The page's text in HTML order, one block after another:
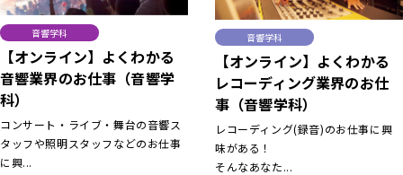
音響学科
【オンライン】よくわかる
音響業界のお仕事（音響学
科）
コンサート・ライブ・舞台の音響ス
タッフや照明スタッフなどのお仕事
に興...
音響学科
【オンライン】よくわかる
レコーディング業界のお仕
事（音響学科）
レコーディング(録音)のお仕事に興
味がある！
そんなあなた...